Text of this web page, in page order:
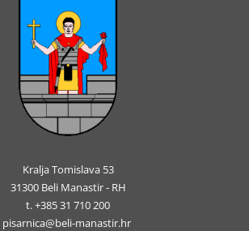
Kralja Tomislava 53
31300 Beli Manastir - RH
t. +385 31 710 200
pisarnica@beli-manastir.hr